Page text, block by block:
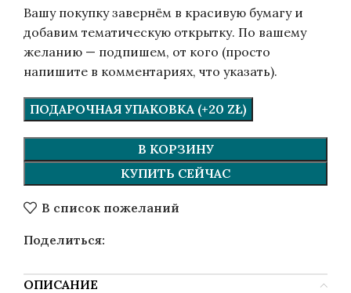
Вашу покупку завернём в красивую бумагу и
добавим тематическую открытку. По вашему
желанию — подпишем, от кого (просто
напишите в комментариях, что указать).
ПОДАРОЧНАЯ УПАКОВКА (+20 ZŁ)
В КОРЗИНУ
КУПИТЬ СЕЙЧАС
В список пожеланий
Поделиться:
ОПИСАНИЕ